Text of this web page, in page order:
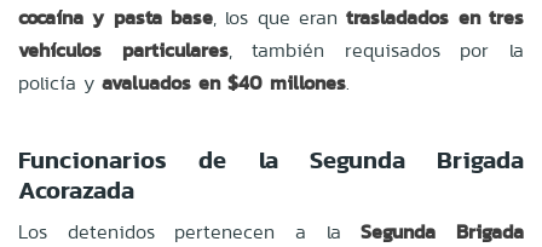
cocaína y pasta base, los que erantrasladados en tres
vehículos particulares, también requisados por la
policía y avaluados en $40 millones.
Funcionarios de la Segunda Brigada
Acorazada
Los detenidos pertenecen a laSegunda Brigada